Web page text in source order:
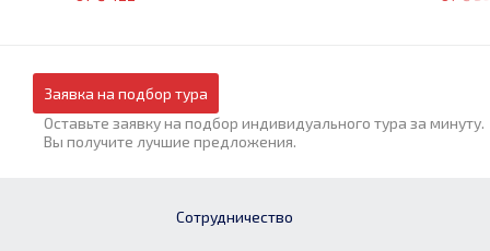
Заявка на подбор тура
Оставьте заявку на подбор индивидуального тура за минуту.
Вы получите лучшие предложения.
Сотрудничество